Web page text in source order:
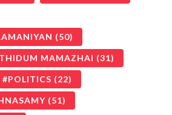
(50)
MAMAZHAI (31)
POLITICS (22)
(51)